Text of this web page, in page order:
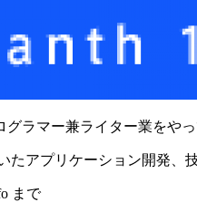
ラマー兼ライター業をやっ
アプリケーション開発、
まで